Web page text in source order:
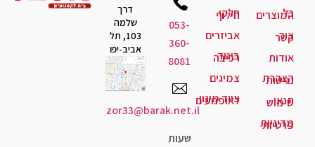
כל
המוצרים
צור
קשר
אודות
הצהרת
נגישות
תנאי
שימוש
מדיניות
פרטיות
חלקי
חילוף
אביזרים
ביגוד
רכיבה
צמיגים
ציוד מיגון
לאופנועים
053-
360-
8081
zor33@barak.net.il
שעות
דרך
שלמה
103, תל
אביב-יפו